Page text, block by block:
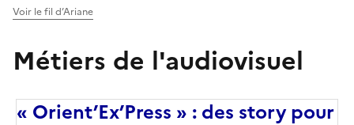
Voir le fil d’Ariane
Métiers de l'audiovisuel
« Orient’Ex’Press » : des story pour